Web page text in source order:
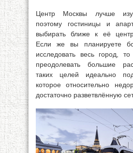
Центр Москвы лучше
поэтому гостиницы и
выбирать ближе к её
Если же вы планируете
исследовать весь город,
преодолевать большие
таких целей идеально
которое относительно
достаточно разветвлённую